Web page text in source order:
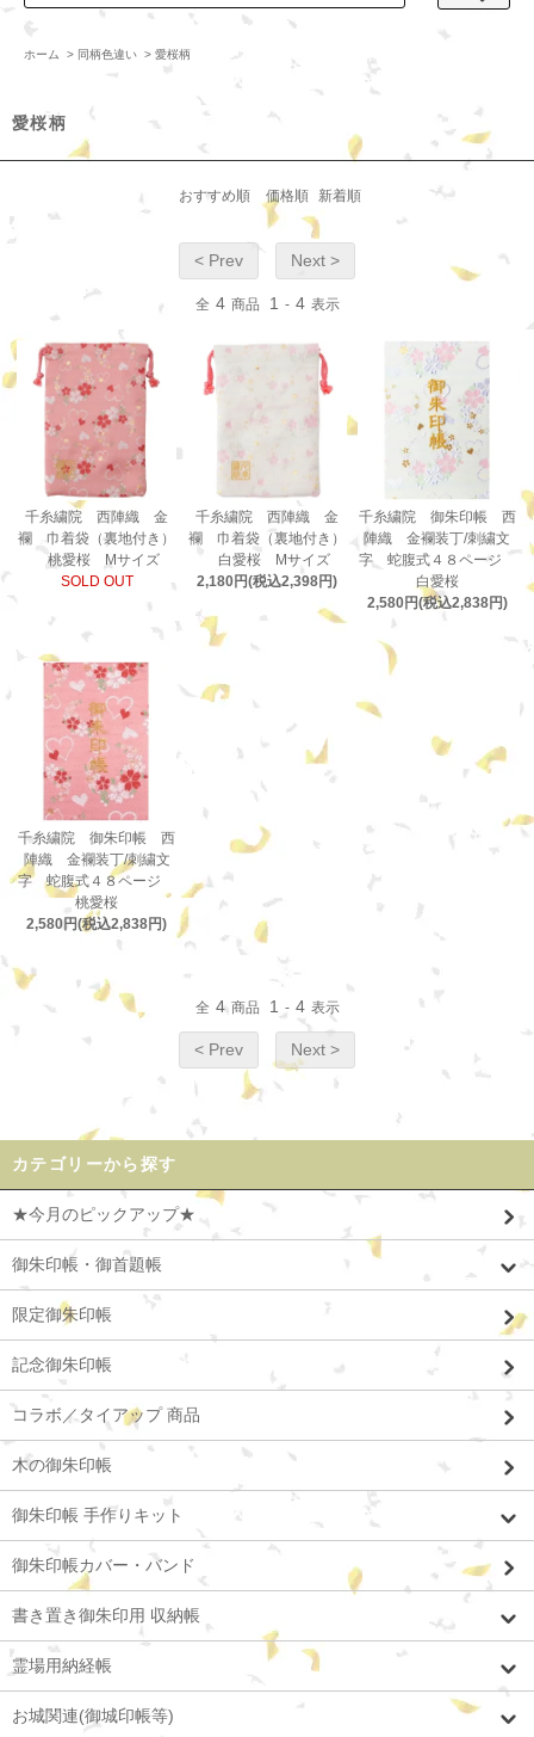
ホーム > 同柄色違い > 愛桜柄
愛桜柄
おすすめ順 価格順 新着順
< Prev Next >
全 4 商品 1 - 4 表示
千糸繍院 西陣織 金
襴 巾着袋（裏地付き）
桃愛桜 Mサイズ
SOLD OUT
千糸繍院 西陣織 金
襴 巾着袋（裏地付き）
白愛桜 Mサイズ
2,180円(税込2,398円)
千糸繍院 御朱印帳 西
陣織 金襴装丁/刺繍文
字 蛇腹式４８ページ
白愛桜
2,580円(税込2,838円)
千糸繍院 御朱印帳 西
陣織 金襴装丁/刺繍文
字 蛇腹式４８ページ
桃愛桜
2,580円(税込2,838円)
全 4 商品 1 - 4 表示
< Prev Next >
カテゴリーから探す
★今月のピックアップ★
御朱印帳・御首題帳
限定御朱印帳
記念御朱印帳
コラボ／タイアップ 商品
木の御朱印帳
御朱印帳 手作りキット
御朱印帳カバー・バンド
書き置き御朱印用 収納帳
霊場用納経帳
お城関連(御城印帳等)